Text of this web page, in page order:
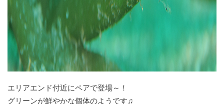
エリアエンド付近にペアで登場～！
グリーンが鮮やかな個体のようです♫